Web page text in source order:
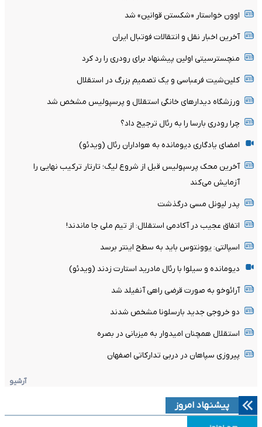
اوون خواستار «شکستن قوانین» شد
آخرین اخبار نقل و انتقالات فوتبال ایران
منچسترسیتی اولین پیشنهاد برای رودری را رد کرد
کلین‌شیت فرعباسی و یک تصمیم بزرگ در استقلال
ورزشگاه دیدارهای خانگی استقلال و پرسپولیس مشخص شد
چرا رودری بارسا را به رئال ترجیح داد؟
امضای یادگاری دیومانده به هواداران رئال (ویدئو)
آخرین محک پرسپولیس قبل از شروع لیگ؛ تارتار ترکیب نهایی را
آزمایش می‌کند
پدر لیونل مسی درگذشت
اتفاق عجیب در آکادمی استقلال: از تیم ملی جا ماندند!
اسپالتی: یوونتوس باید به سطح اینتر برسد
دیومانده و سیلوا با رئال مادرید استارت زدند (ویدئو)
آرائوخو به صورت قرضی راهی آنفیلد شد
دو خروجی جدید بارسلونا مشخص شدند
استقلال همچنان امیدوار به میزبانی در بصره
پیروزی سپاهان در دربی تدارکاتی اصفهان
آرشیو
پیشنهاد امروز